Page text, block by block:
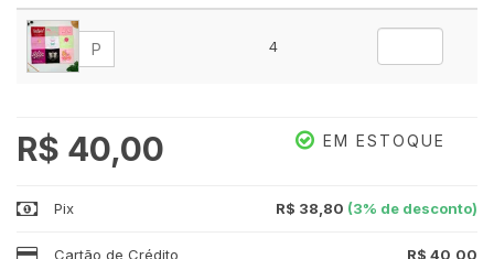
P 4
R$ 40,00 EM ESTOQUE
Pix R$ 38,80 (3% de desconto)
Cartão de Crédito R$ 40,00